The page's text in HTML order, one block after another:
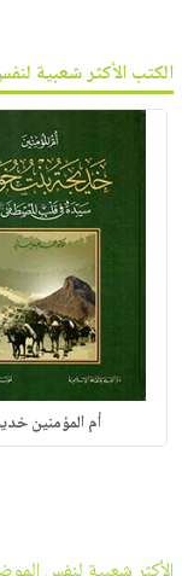
الكتب الأكثر شعبية
أم المؤمنين